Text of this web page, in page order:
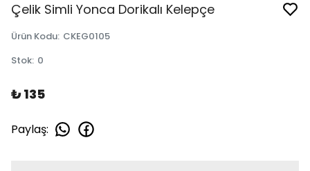
Çelik Simli Yonca Dorikalı Kelepçe
Ürün Kodu: CKEG0105
Stok: 0
₺ 135
Paylaş: